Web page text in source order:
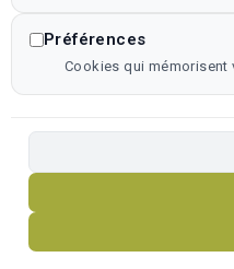
Préférences
Cookies qui mémorisent